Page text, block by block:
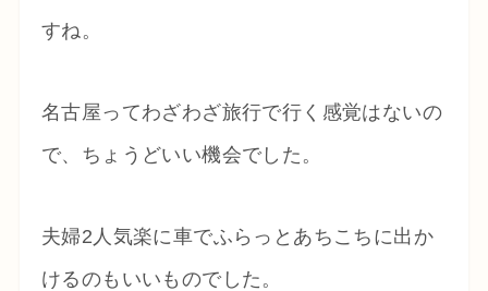
すね。
名古屋ってわざわざ旅行で行く感覚はないの
で、ちょうどいい機会でした。
夫婦2人気楽に車でふらっとあちこちに出か
けるのもいいものでした。